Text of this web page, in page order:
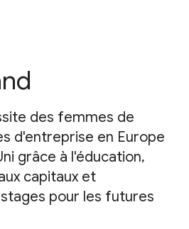
des femmes de
d'entreprise en Europe
grâce à l'éducation,
capitaux et
pour les futures